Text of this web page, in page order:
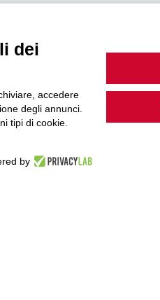
dei
accedere
degli annunci.
tipi di cookie.
by